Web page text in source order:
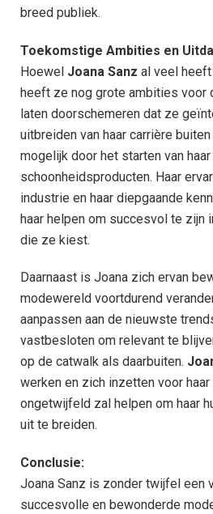
breed publiek.
Toekomstige Ambities en
Hoewel Joana Sanz al veel
heeft ze nog grote ambities voor
laten doorschemeren dat ze
uitbreiden van haar carrière
mogelijk door het starten van
schoonheidsproducten. Haar
industrie en haar diepgaande
haar helpen om succesvol te zijn
die ze kiest.
Daarnaast is Joana zich ervan
modewereld voortdurend
aanpassen aan de nieuwste
vastbesloten om relevant te
op de catwalk als daarbuiten.
werken en zich inzetten voor haar
ongetwijfeld zal helpen om haar
uit te breiden.
Conclusie:
Joana Sanz is zonder twijfel een
succesvolle en bewonderde